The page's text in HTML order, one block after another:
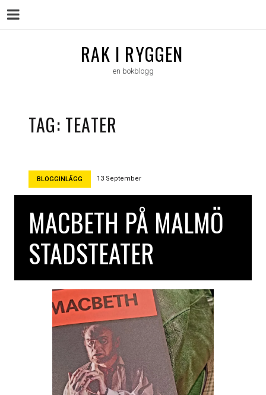
RAK I RYGGEN
en bokblogg
TAG: TEATER
BLOGGINLÄGG 13 September
MACBETH PÅ MALMÖ
STADSTEATER
Menu